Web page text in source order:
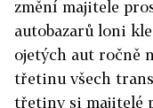
změní majitele
autobazarů loni
ojetých aut ročně
třetinu všech
třetiny si majitelé